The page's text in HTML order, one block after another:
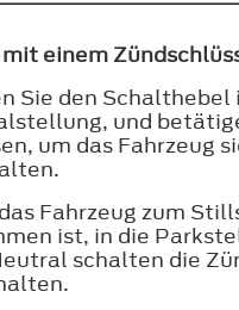
einem
Sie den Schalthebel
und
um das Fahrzeug
Fahrzeug zum
ist, in die
schalten die